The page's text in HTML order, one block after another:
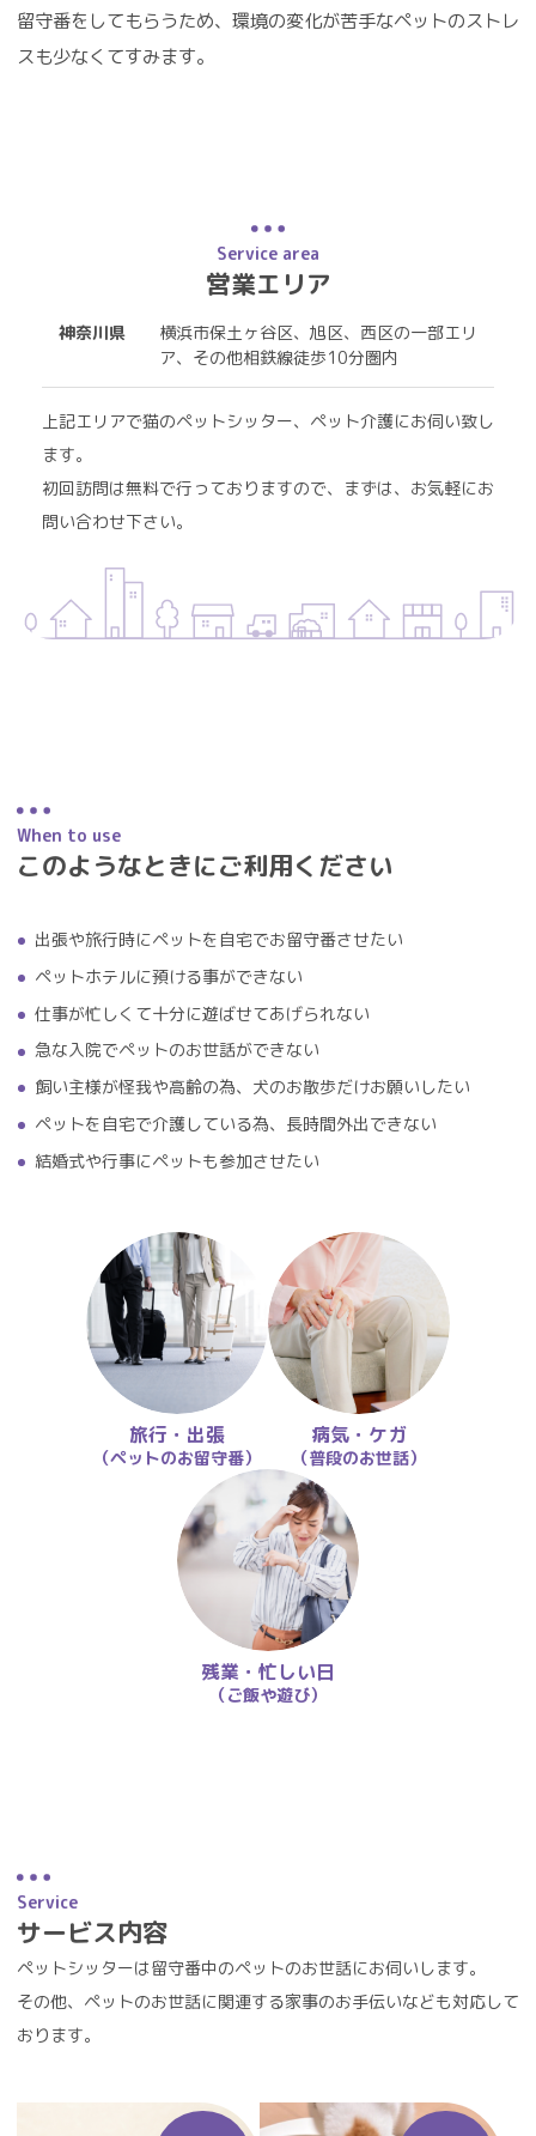
留守番をしてもらうため、環境の変化が苦手なペットのストレ
スも少なくてすみます。
Service area
営業エリア
神奈川県
横浜市保土ヶ谷区、旭区、西区の一部エリ
ア、その他相鉄線徒歩10分圏内
上記エリアで猫のペットシッター、ペット介護にお伺い致し
ます。
初回訪問は無料で行っておりますので、まずは、お気軽にお
問い合わせ下さい。
When to use
このようなときにご利用ください
出張や旅行時にペットを自宅でお留守番させたい
ペットホテルに預ける事ができない
仕事が忙しくて十分に遊ばせてあげられない
急な入院でペットのお世話ができない
飼い主様が怪我や高齢の為、犬のお散歩だけお願いしたい
ペットを自宅で介護している為、長時間外出できない
結婚式や行事にペットも参加させたい
旅行・出張
（ペットのお留守番）
病気・ケガ
（普段のお世話）
残業・忙しい日
（ご飯や遊び）
Service
サービス内容
ペットシッターは留守番中のペットのお世話にお伺いします。
その他、ペットのお世話に関連する家事のお手伝いなども対応して
おります。